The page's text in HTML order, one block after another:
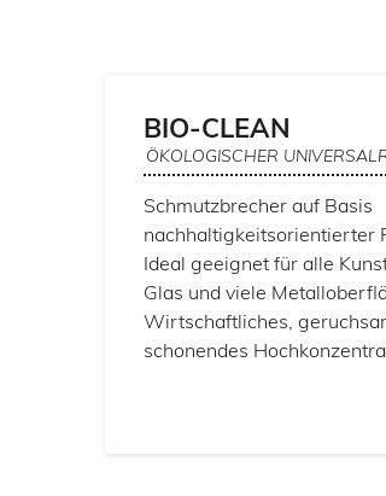
BIO-CLEAN
ÖKOLOGISCHER
Schmutzbrecher auf Basis
nachhaltigkeitsorientierter
Ideal geeignet für alle
Glas und viele
Wirtschaftliches,
schonendes